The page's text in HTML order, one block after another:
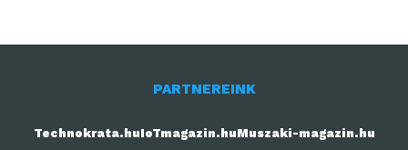
PARTNEREINK
Technokrata.huIoTmagazin.huMuszaki-magazin.hu